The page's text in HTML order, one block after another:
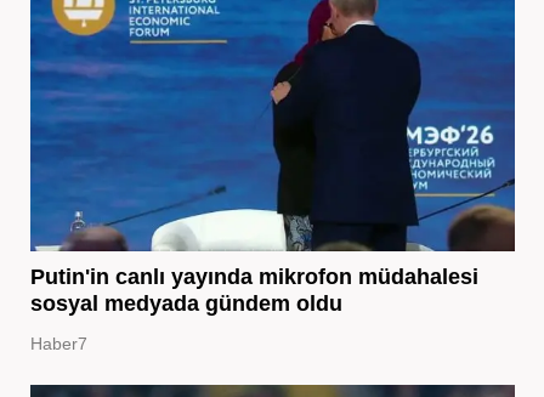
Putin'in canlı yayında mikrofon müdahalesi
sosyal medyada gündem oldu
Haber7